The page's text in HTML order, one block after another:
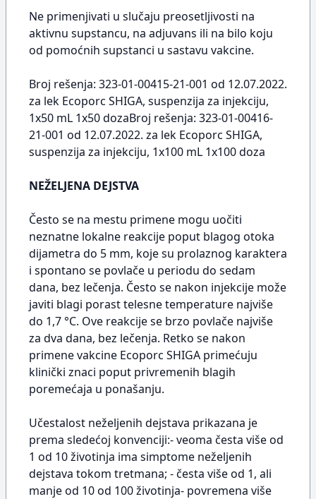
Ne primenjivati u slučaju preosetljivosti na
aktivnu supstancu, na adjuvans ili na bilo koju
od pomoćnih supstanci u sastavu vakcine.
Broj rešenja: 323-01-00415-21-001 od 12.07.2022.
za lek Ecoporc SHIGA, suspenzija za injekciju,
1x50 mL 1x50 dozaBroj rešenja: 323-01-00416-
21-001 od 12.07.2022. za lek Ecoporc SHIGA,
suspenzija za injekciju, 1x100 mL 1x100 doza
NEŽELJENA DEJSTVA
Često se na mestu primene mogu uočiti
neznatne lokalne reakcije poput blagog otoka
dijametra do 5 mm, koje su prolaznog karaktera
i spontano se povlače u periodu do sedam
dana, bez lečenja. Često se nakon injekcije može
javiti blagi porast telesne temperature najviše
do 1,7 °C. Ove reakcije se brzo povlače najviše
za dva dana, bez lečenja. Retko se nakon
primene vakcine Ecoporc SHIGA primećuju
klinički znaci poput privremenih blagih
poremećaja u ponašanju.
Učestalost neželjenih dejstava prikazana je
prema sledećoj konvenciji:- veoma česta više od
1 od 10 životinja ima simptome neželjenih
dejstava tokom tretmana; - česta više od 1, ali
manje od 10 od 100 životinja- povremena više